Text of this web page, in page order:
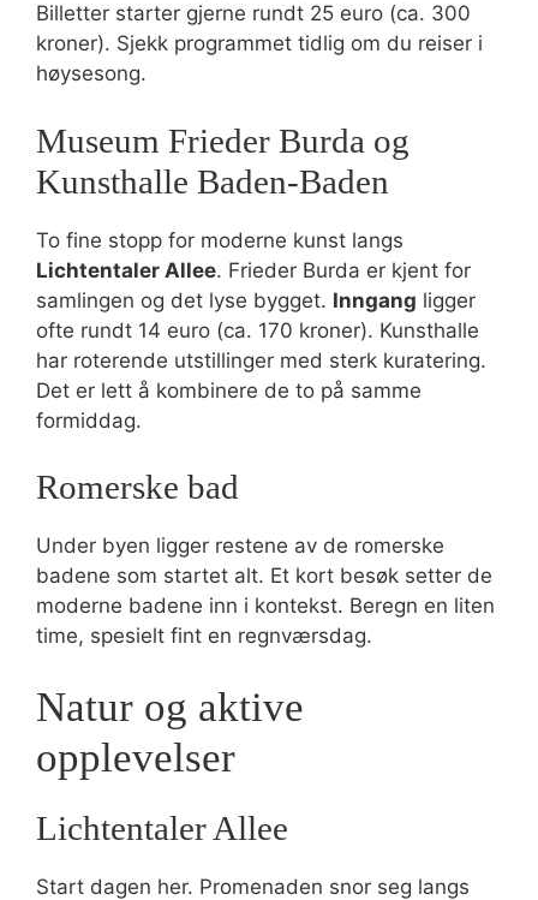
Billetter starter gjerne rundt 25 euro (ca. 300
kroner). Sjekk programmet tidlig om du reiser i
høysesong.
Museum Frieder Burda og
Kunsthalle Baden-Baden
To fine stopp for moderne kunst langs
Lichtentaler Allee. Frieder Burda er kjent for
samlingen og det lyse bygget. Inngang ligger
ofte rundt 14 euro (ca. 170 kroner). Kunsthalle
har roterende utstillinger med sterk kuratering.
Det er lett å kombinere de to på samme
formiddag.
Romerske bad
Under byen ligger restene av de romerske
badene som startet alt. Et kort besøk setter de
moderne badene inn i kontekst. Beregn en liten
time, spesielt fint en regnværsdag.
Natur og aktive
opplevelser
Lichtentaler Allee
Start dagen her. Promenaden snor seg langs